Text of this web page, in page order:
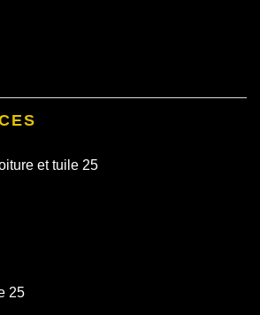
et tuile 25
25